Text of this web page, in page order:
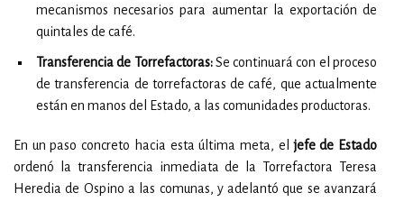
mecanismos necesarios para aumentar la exportación de
quintales de café.
Transferencia de Torrefactoras:Se continuará con el proceso
de transferencia de torrefactoras de café, que actualmente
están en manos del Estado, a las comunidades productoras.
En un paso concreto hacia esta última meta, el jefe de Estado
ordenó la transferencia inmediata de la Torrefactora Teresa
Heredia de Ospino a las comunas, y adelantó que se avanzará